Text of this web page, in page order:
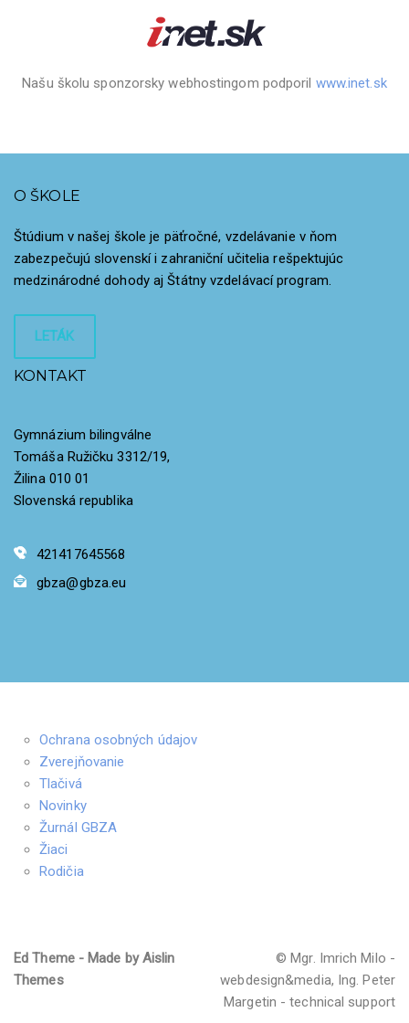
Našu školu sponzorsky webhostingom podporil www.inet.sk
O ŠKOLE
Štúdium v našej škole je päťročné, vzdelávanie v ňom
zabezpečujú slovenskí i zahraniční učitelia rešpektujúc
medzinárodné dohody aj Štátny vzdelávací program.
LETÁK
KONTAKT
Gymnázium bilingválne
Tomáša Ružičku 3312/19,
Žilina 010 01
Slovenská republika
421417645568
gbza@gbza.eu
Ochrana osobných údajov
Zverejňovanie
Tlačivá
Novinky
Žurnál GBZA
Žiaci
Rodičia
Ed Theme - Made by Aislin
Themes
© Mgr. Imrich Milo -
webdesign&media, Ing. Peter
Margetin - technical support